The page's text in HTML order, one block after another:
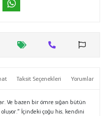
Taksit Seçenekleri Yorumlar
Ve bazen bir ömre sığan bütün
İçindeki çoğu his, kendini